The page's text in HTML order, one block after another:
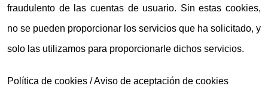
fraudulento de las cuentas de usuario. Sin estas cookies,
no se pueden proporcionar los servicios que ha solicitado, y
solo las utilizamos para proporcionarle dichos servicios.
Política de cookies / Aviso de aceptación de cookies